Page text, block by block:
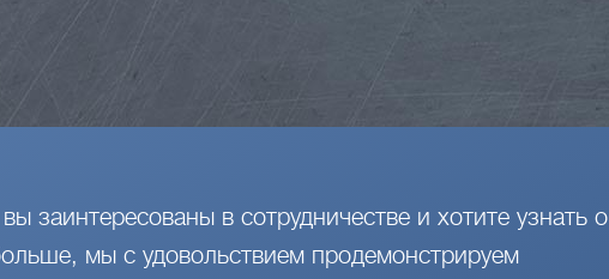
заинтересованы в сотрудничестве и хотите узнать о
мы с удовольствием продемонстрируем